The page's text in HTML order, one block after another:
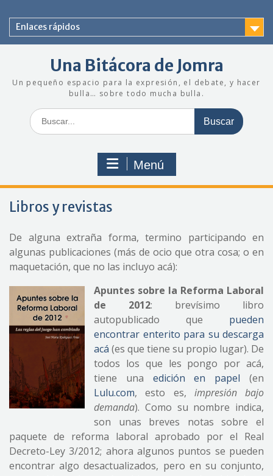
contenido
Enlaces rápidos
Una Bitácora de Jomra
Un pequeño espacio para la expresión, el debate, y hacer
bulla… sobre todo mucha bulla.
Buscar:
Menú
Libros y revistas
De alguna extraña forma, termino participando en
algunas publicaciones (más de ocio que otra cosa; o en
maquetación, que no las incluyo acá):
Apuntes sobre la Reforma Laboral
de 2012: brevísimo libro
autopublicado que pueden
encontrar enterito para su descarga
acá (es que tiene su propio lugar). De
todos los que les pongo por acá,
tiene una edición en papel (en
Lulu.com, esto es, impresión bajo
demanda). Como su nombre indica,
son unas breves notas sobre el
paquete de reforma laboral aprobado por el Real
Decreto-Ley 3/2012; ahora algunos puntos se pueden
encontrar algo desactualizados, pero en su conjunto,